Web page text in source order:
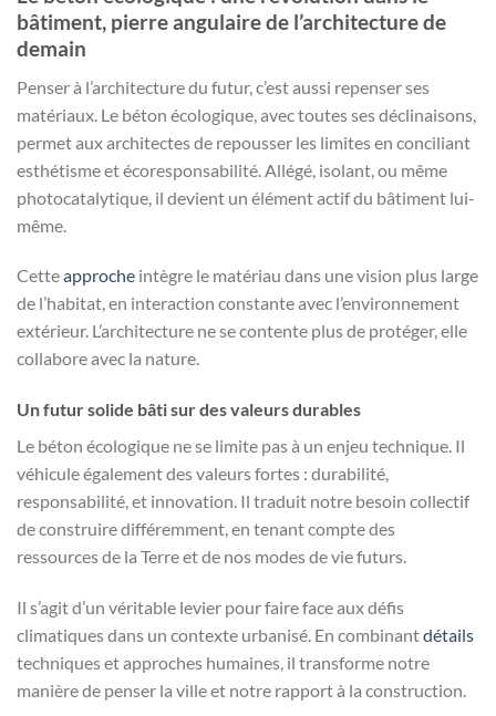
bâtiment, pierre angulaire de l’architecture de
demain
Penser à l’architecture du futur, c’est aussi repenser ses
matériaux. Le béton écologique, avec toutes ses déclinaisons,
permet aux architectes de repousser les limites en conciliant
esthétisme et écoresponsabilité. Allégé, isolant, ou même
photocatalytique, il devient un élément actif du bâtiment lui-
même.
Cetteapproche intègre le matériau dans une vision plus large
de l’habitat, en interaction constante avec l’environnement
extérieur. L’architecture ne se contente plus de protéger, elle
collabore avec la nature.
Un futur solide bâti sur des valeurs durables
Le béton écologique ne se limite pas à un enjeu technique. Il
véhicule également des valeurs fortes : durabilité,
responsabilité, et innovation. Il traduit notre besoin collectif
de construire différemment, en tenant compte des
ressources de la Terre et de nos modes de vie futurs.
Il s’agit d’un véritable levier pour faire face aux défis
climatiques dans un contexte urbanisé. En combinantdétails
techniques et approches humaines, il transforme notre
manière de penser la ville et notre rapport à la construction.